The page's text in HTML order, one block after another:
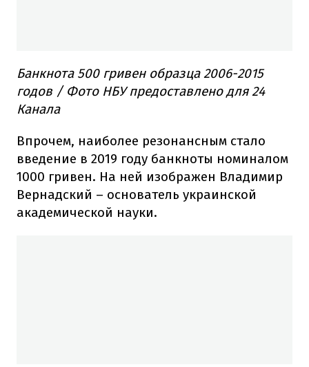
Банкнота 500 гривен образца 2006-2015
годов / Фото НБУ предоставлено для 24
Канала
Впрочем, наиболее резонансным стало
введение в 2019 году банкноты номиналом
1000 гривен. На ней изображен Владимир
Вернадский – основатель украинской
академической науки.